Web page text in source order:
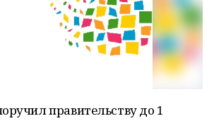
правительству до 1